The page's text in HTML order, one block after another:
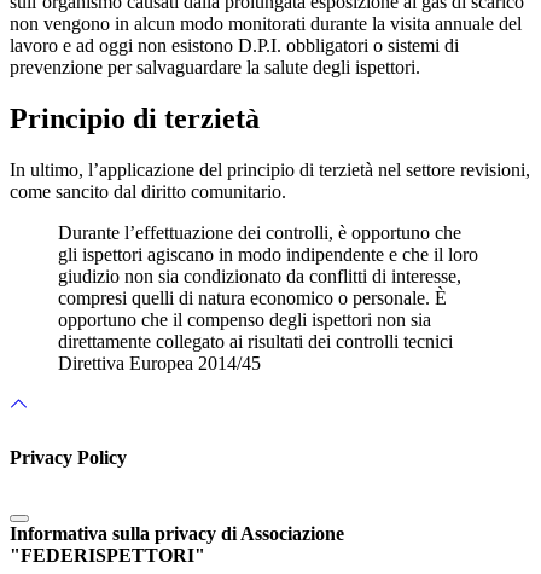
non vengono in alcun modo monitorati durante la visita annuale del
lavoro e ad oggi non esistono D.P.I. obbligatori o sistemi di
prevenzione per salvaguardare la salute degli ispettori.
Principio di terzietà
In ultimo, l’applicazione del principio di terzietà nel settore revisioni,
come sancito dal diritto comunitario.
Durante l’effettuazione dei controlli, è opportuno che
gli ispettori agiscano in modo indipendente e che il loro
giudizio non sia condizionato da conflitti di interesse,
compresi quelli di natura economico o personale. È
opportuno che il compenso degli ispettori non sia
direttamente collegato ai risultati dei controlli tecnici
Direttiva Europea 2014/45
Privacy Policy
Informativa sulla privacy di Associazione
"FEDERISPETTORI"